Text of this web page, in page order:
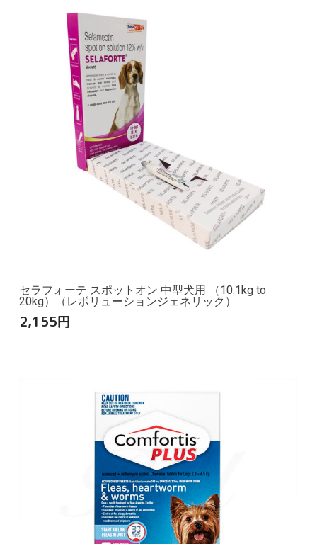
セラフォーテ スポットオン 中型犬用 （10.1kg to
20kg）（レボリューションジェネリック）
2,155円